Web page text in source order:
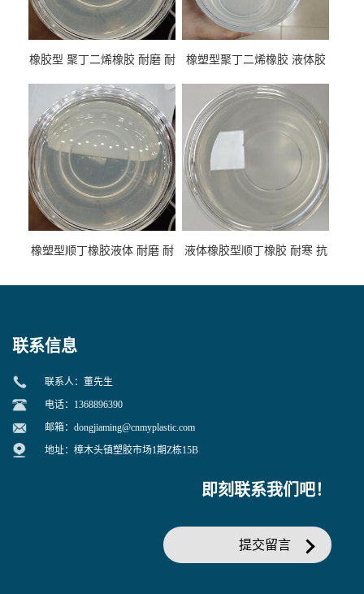
橡胶型 聚丁二烯橡胶 耐磨 耐
性
橡塑型聚丁二烯橡胶 液体胶
专用
橡塑型顺丁橡胶液体 耐磨 耐
液体橡胶型顺丁橡胶 耐寒 抗
联系信息
联系人：董先生
电话：1368896390
邮箱： dongjiaming@cnmyplastic.com
地址：樟木头镇塑胶市场1期Z栋15B
即刻联系我们吧！
提交留言